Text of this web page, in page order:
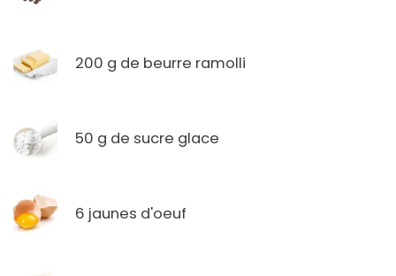
200 g de beurre ramolli
50 g de sucre glace
6 jaunes d'oeuf